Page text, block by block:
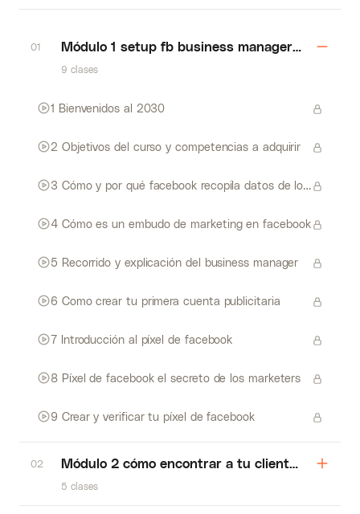
01 Módulo 1 setup fb business manager y
9 clases
1 Bienvenidos al 2030
2 Objetivos del curso y competencias a adquirir
3 Cómo y por qué facebook recopila datos de los usuarios
4 Cómo es un embudo de marketing en facebook
5 Recorrido y explicación del business manager
6 Como crear tu primera cuenta publicitaria
7 Introducción al píxel de facebook
8 Píxel de facebook el secreto de los marketers
9 Crear y verificar tu píxel de facebook
02 Módulo 2 cómo encontrar a tu cliente ideal en
5 clases